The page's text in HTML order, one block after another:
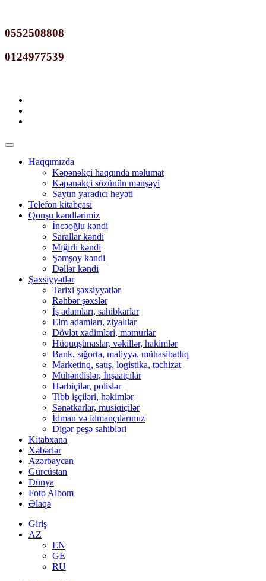
0552508808
0124977539
Haqqımızda
Kəpənəkçi haqqında məlumat
Kəpənəkçi sözünün mənşəyi
Saytın yaradıcı heyəti
Telefon kitabçası
Qonşu kəndlərimiz
İncəoğlu kəndi
Sarallar kəndi
Mığırlı kəndi
Şəmşoy kəndi
Dəllər kəndi
Şəxsiyyətlər
Tarixi şəxsiyyətlər
Rəhbər şəxslər
İş adamları, sahibkarlar
Elm adamları, ziyalılar
Dövlət xadimləri, məmurlar
Hüquqşünaslar, vəkillər, hakimlər
Bank, sığorta, maliyyə, mühasibatlıq
Marketinq, satış, logistika, təchizat
Mühəndislər, İnşaatçılar
Hərbiçilər, polislər
Tibb işçiləri, həkimlər
Sənətkarlar, musiqiçilər
İdman və idmançılarımız
Digər peşə sahibləri
Kitabxana
Xəbərlər
Azərbaycan
Gürcüstan
Dünya
Foto Albom
Əlaqə
Giriş
AZ
EN
GE
RU